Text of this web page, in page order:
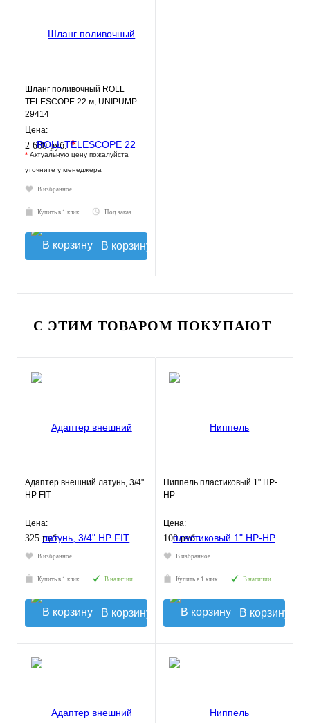
Шланг поливочный ROLL
TELESCOPE 22 м, UNIPUMP
29414
Цена:
2 600 руб. *
* Актуальную цену пожалуйста
уточните у менеджера
В избранное
Купить в 1 клик Под заказ
В корзину
С ЭТИМ ТОВАРОМ ПОКУПАЮТ
Адаптер внешний латунь, 3/4"
НP FIT
Цена:
325 руб.
В избранное
Купить в 1 клик В наличии
В корзину
Ниппель пластиковый 1" НР-
НР
Цена:
100 руб.
В избранное
Купить в 1 клик В наличии
В корзину